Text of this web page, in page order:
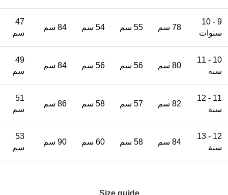
9 - 10
سنوات
78 سم 55 سم 54 سم 84 سم
47
سم
10 - 11
سنة
80 سم 56 سم 56 سم 84 سم
49
سم
11 - 12
سنة
82 سم 57 سم 58 سم 86 سم
51
سم
12 - 13
سنة
84 سم 58 سم 60 سم 90 سم
53
سم